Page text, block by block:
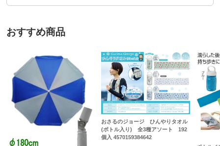
おすすめ商品
おさるのジョージ ひんやりタオル
(ボトル入り) 全3種アソート 192
個入 4570159384642